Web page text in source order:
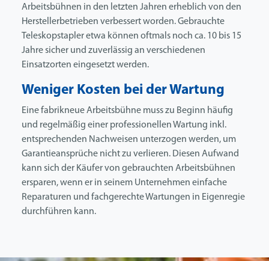
Arbeitsbühnen in den letzten Jahren erheblich von den
Herstellerbetrieben verbessert worden. Gebrauchte
Teleskopstapler etwa können oftmals noch ca. 10 bis 15
Jahre sicher und zuverlässig an verschiedenen
Einsatzorten eingesetzt werden.
Weniger Kosten bei der Wartung
Eine fabrikneue Arbeitsbühne muss zu Beginn häufig
und regelmäßig einer professionellen Wartung inkl.
entsprechenden Nachweisen unterzogen werden, um
Garantieansprüche nicht zu verlieren. Diesen Aufwand
kann sich der Käufer von gebrauchten Arbeitsbühnen
ersparen, wenn er in seinem Unternehmen einfache
Reparaturen und fachgerechte Wartungen in Eigenregie
durchführen kann.